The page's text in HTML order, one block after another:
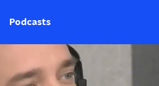
Podcasts